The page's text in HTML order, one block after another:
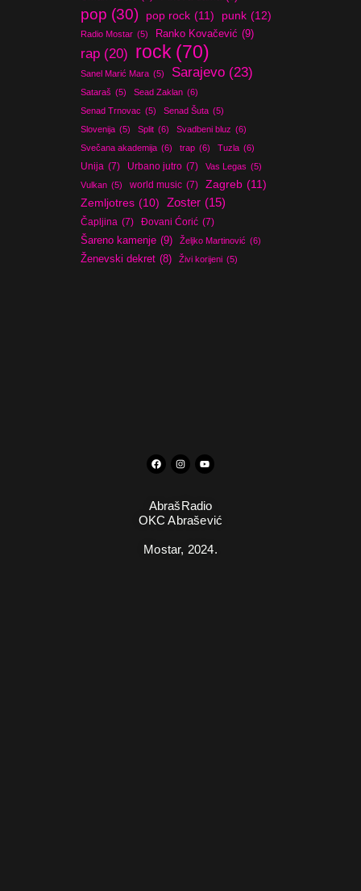
pop (30) pop rock (11) punk (12)
Radio Mostar (5) Ranko Kovačević (9)
rap (20) rock (70)
Sanel Marić Mara (5) Sarajevo (23)
Sataraš (5) Sead Zaklan (6)
Senad Trnovac (5) Senad Šuta (5)
Slovenija (5) Split (6) Svadbeni bluz (6)
Svečana akademija (6) trap (6) Tuzla (6)
Unija (7) Urbano jutro (7) Vas Legas (5)
Vulkan (5) world music (7) Zagreb (11)
Zemljotres (10) Zoster (15)
Čapljina (7) Đovani Ćorić (7)
Šareno kamenje (9) Željko Martinović (6)
Ženevski dekret (8) Živi korijeni (5)
AbrašRadio
OKC Abrašević
Mostar, 2024.